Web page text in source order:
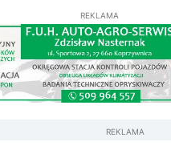
REKLAMA
REKLAMA